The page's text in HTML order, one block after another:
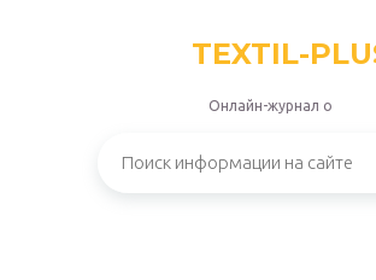
TEXTIL-
Онлайн-журнал о